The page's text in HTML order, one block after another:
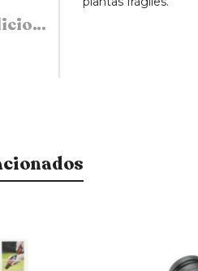
Información adicional